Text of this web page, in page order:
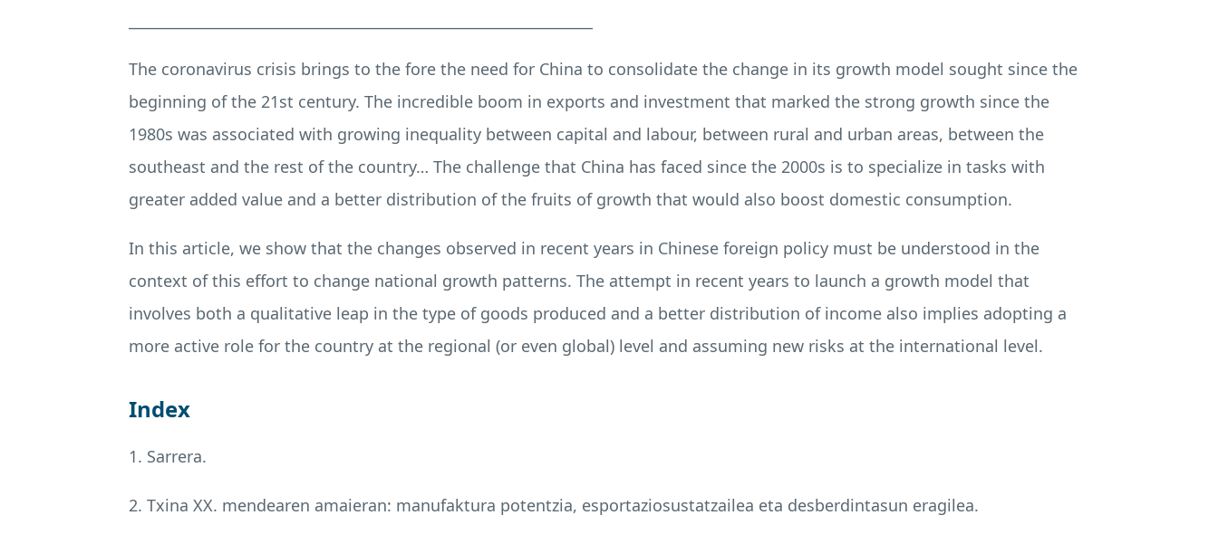
The coronavirus crisis brings to the fore the need for China to consolidate the change in its growth model sought since the
beginning of the 21st century. The incredible boom in exports and investment that marked the strong growth since the
1980s was associated with growing inequality between capital and labour, between rural and urban areas, between the
southeast and the rest of the country… The challenge that China has faced since the 2000s is to specialize in tasks with
greater added value and a better distribution of the fruits of growth that would also boost domestic consumption.
In this article, we show that the changes observed in recent years in Chinese foreign policy must be understood in the
context of this effort to change national growth patterns. The attempt in recent years to launch a growth model that
involves both a qualitative leap in the type of goods produced and a better distribution of income also implies adopting a
more active role for the country at the regional (or even global) level and assuming new risks at the international level.
Index
1. Sarrera.
2. Txina XX. mendearen amaieran: manufaktura potentzia, esportaziosustatzailea eta desberdintasun eragilea.